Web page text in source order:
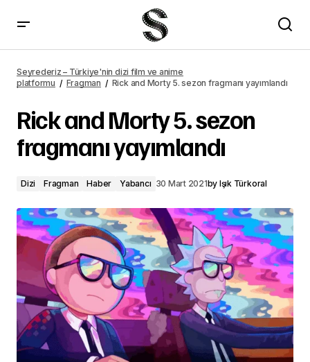
Seyrederiz – Türkiye'nin dizi film ve anime
platformu
Fragman Rick and Morty 5. sezon fragmanı yayımlandı
Rick and Morty 5. sezon
fragmanı yayımlandı
Dizi Fragman Haber Yabancı 30 Mart 2021by Işık Türkoral